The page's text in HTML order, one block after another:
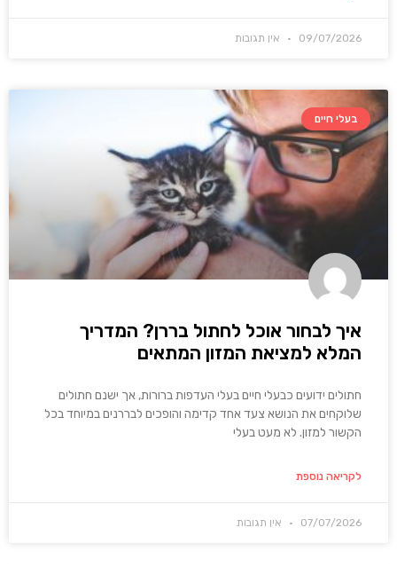
09/07/2026 אין תגובות
בעלי חיים
איך לבחור אוכל לחתול בררן? המדריך
המלא למציאת המזון המתאים
חתולים ידועים כבעלי חיים בעלי העדפות ברורות, אך ישנם חתולים
שלוקחים את הנושא צעד אחד קדימה והופכים לבררנים במיוחד בכל
הקשור למזון. לא מעט בעלי
לקריאה נוספת
07/07/2026 אין תגובות